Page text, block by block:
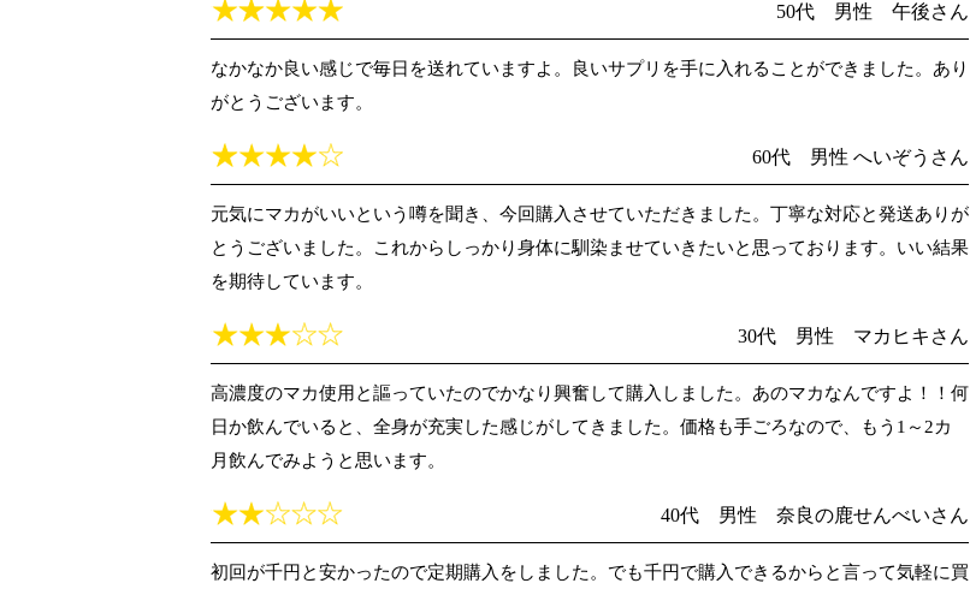
50代 男性 午後さん
なかなか良い感じで毎日を送れていますよ。良いサプリを手に入れることができました。あり
がとうございます。
60代 男性 へいぞうさん
元気にマカがいいという噂を聞き、今回購入させていただきました。丁寧な対応と発送ありが
とうございました。これからしっかり身体に馴染ませていきたいと思っております。いい結果
を期待しています。
30代 男性 マカヒキさん
高濃度のマカ使用と謳っていたのでかなり興奮して購入しました。あのマカなんですよ！！何
日か飲んでいると、全身が充実した感じがしてきました。価格も手ごろなので、もう1～2カ
月飲んでみようと思います。
40代 男性 奈良の鹿せんべいさん
初回が千円と安かったので定期購入をしました。でも千円で購入できるからと言って気軽に買